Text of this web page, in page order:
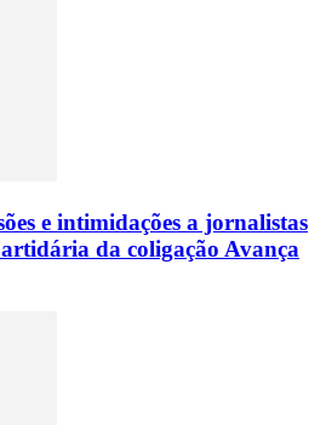
e intimidações a jornalistas
da coligação Avança